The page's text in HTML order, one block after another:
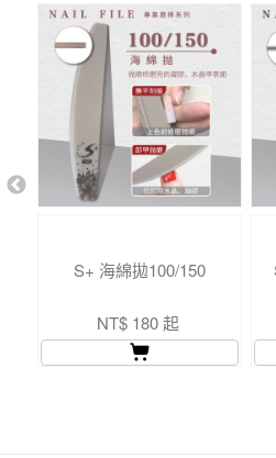
S+ 海綿拋100/150
NT$ 180 起